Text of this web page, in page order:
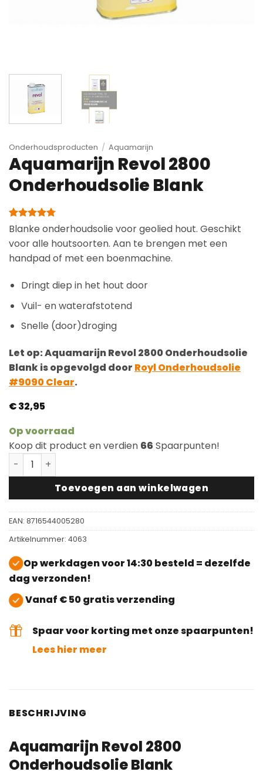
Onderhoudsproducten / Aquamarijn
Aquamarijn Revol 2800
Onderhoudsolie Blank
Gewaardeerd
gebaseerd
op
8
klantbeoordelingen
Blanke onderhoudsolie voor geolied hout. Geschikt
voor alle houtsoorten. Aan te brengen met een
handpad of met een boenmachine.
Dringt diep in het hout door
Vuil- en waterafstotend
Snelle (door)droging
Let op: Aquamarijn Revol 2800 Onderhoudsolie
Blank is opgevolgd door Royl Onderhoudsolie
#9090 Clear.
€32,95
Op voorraad
Koop dit product en verdien 66Spaarpunten!
Aquamarijn Revol 2800 Onderhoudsolie Blank aantal
Toevoegen aan winkelwagen
EAN: 8716544005280
Artikelnummer: 4063
Op werkdagen voor 14:30 besteld = dezelfde
dag verzonden!
Vanaf € 50 gratis verzending
Spaar voor korting met onze spaarpunten!
Lees hier meer
BESCHRIJVING
Aquamarijn Revol 2800
Onderhoudsolie Blank